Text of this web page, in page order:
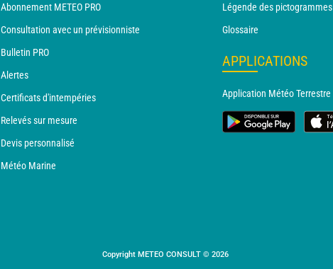
Abonnement METEO PRO
Consultation avec un prévisionniste
Bulletin PRO
Alertes
Certificats d'intempéries
Relevés sur mesure
Devis personnalisé
Météo Marine
Légende des pictogrammes
Glossaire
APPLICATIONS
Application Météo Terrestre
Copyright METEO CONSULT © 2026